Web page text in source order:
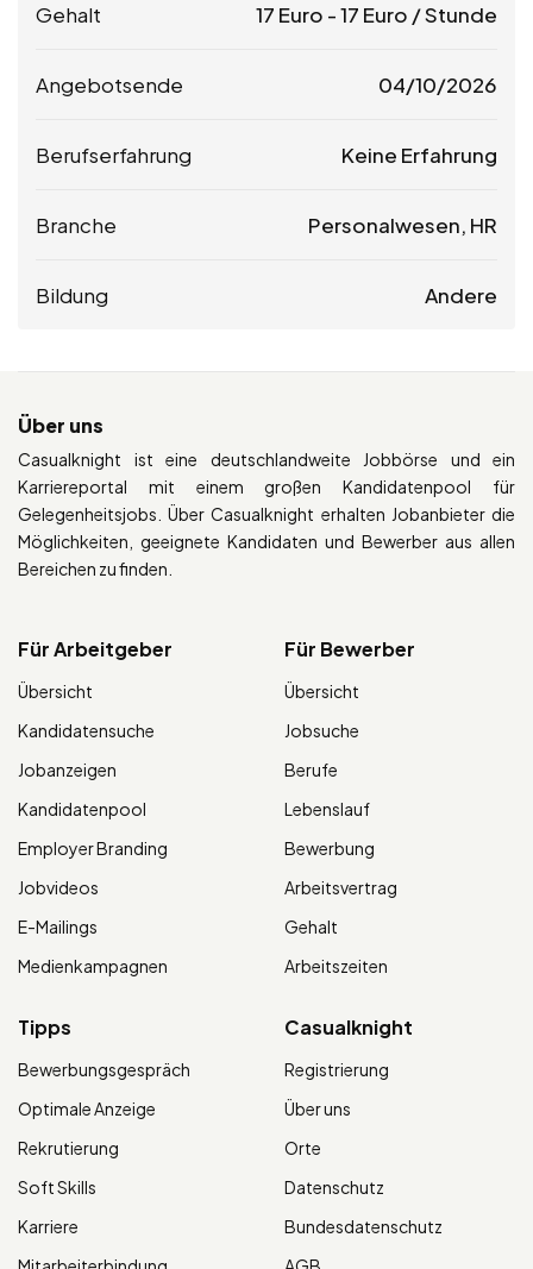
Gehalt 17 Euro -17 Euro / Stunde
Angebotsende 04/10/2026
Berufserfahrung Keine Erfahrung
Branche Personalwesen, HR
Bildung Andere
Über uns
Casualknight ist eine deutschlandweite Jobbörse und ein
Karriereportal mit einem großen Kandidatenpool für
Gelegenheitsjobs. Über Casualknight erhalten Jobanbieter die
Möglichkeiten, geeignete Kandidaten und Bewerber aus allen
Bereichen zu finden.
Für Arbeitgeber
Übersicht
Kandidatensuche
Jobanzeigen
Kandidatenpool
Employer Branding
Jobvideos
E-Mailings
Medienkampagnen
Für Bewerber
Übersicht
Jobsuche
Berufe
Lebenslauf
Bewerbung
Arbeitsvertrag
Gehalt
Arbeitszeiten
Tipps
Bewerbungsgespräch
Optimale Anzeige
Rekrutierung
Soft Skills
Karriere
Casualknight
Registrierung
Über uns
Orte
Datenschutz
Bundesdatenschutz